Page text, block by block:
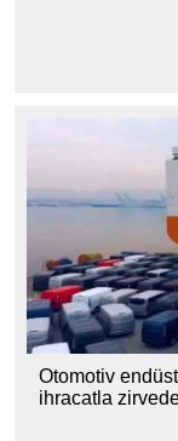
Otomotiv
ihracatla